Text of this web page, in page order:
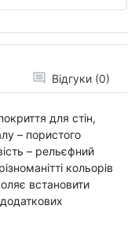
Відгуки (0)
для стін,
– пористого
– рельєфний
кольорів
встановити